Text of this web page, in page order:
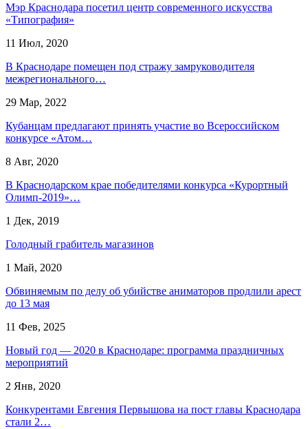
Мэр Краснодара посетил центр современного искусства
«Типография»
11 Июл, 2020
В Краснодаре помещен под стражу замруководителя
межрегионального…
29 Мар, 2022
Кубанцам предлагают принять участие во Всероссийском
конкурсе «Атом…
8 Авг, 2020
В Краснодарском крае победителями конкурса «Курортный
Олимп-2019»…
1 Дек, 2019
Голодный грабитель магазинов
1 Май, 2020
Обвиняемым по делу об убийстве аниматоров продлили арест
до 13 мая
11 Фев, 2025
Новый год — 2020 в Краснодаре: программа праздничных
мероприятий
2 Янв, 2020
Конкурентами Евгения Первышова на пост главы Краснодара
стали 2…